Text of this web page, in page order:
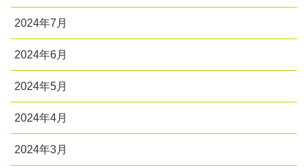
2024年7月
2024年6月
2024年5月
2024年4月
2024年3月